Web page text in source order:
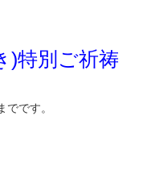
)特別ご祈祷
です。